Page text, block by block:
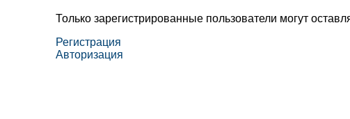
Только зарегистрированные пользователи могут
Регистрация
Авторизация